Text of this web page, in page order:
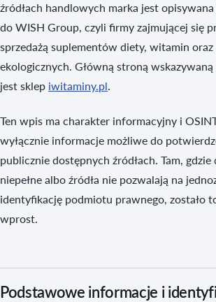
źródłach handlowych marka jest opisywana
do WISH Group, czyli firmy zajmującej się
sprzedażą suplementów diety, witamin
ekologicznych. Główną stroną
jest sklep iwitaminy.pl.
Ten wpis ma charakter informacyjny i
wyłącznie informacje możliwe do
publicznie dostępnych źródłach. Tam, gdzie
niepełne albo źródła nie pozwalają na
identyfikację podmiotu prawnego, zostało
wprost.
Podstawowe informacje i